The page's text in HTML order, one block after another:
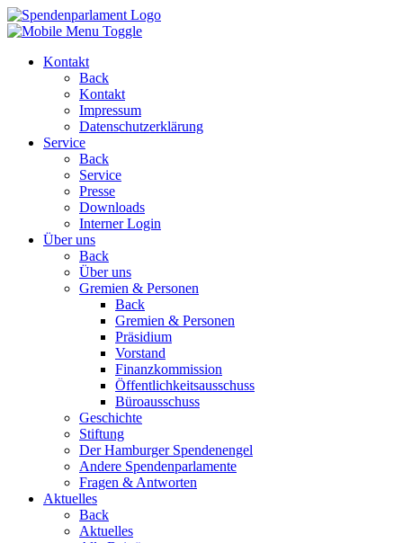
Kontakt
Back
Kontakt
Impressum
Datenschutzerklärung
Service
Back
Service
Presse
Downloads
Interner Login
Über uns
Back
Über uns
Gremien & Personen
Back
Gremien & Personen
Präsidium
Vorstand
Finanzkommission
Öffentlichkeitsausschuss
Büroausschuss
Geschichte
Stiftung
Der Hamburger Spendenengel
Andere Spendenparlamente
Fragen & Antworten
Aktuelles
Back
Aktuelles